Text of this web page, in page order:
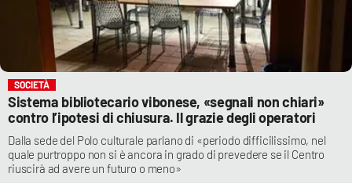
SOCIETÀ
Sistema bibliotecario vibonese, «segnali non chiari»
contro l’ipotesi di chiusura. Il grazie degli operatori
Dalla sede del Polo culturale parlano di «periodo difficilissimo, nel
quale purtroppo non si è ancora in grado di prevedere se il Centro
riuscirà ad avere un futuro o meno»